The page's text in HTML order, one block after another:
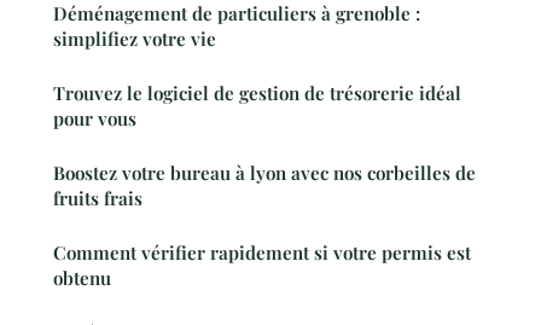
Déménagement de particuliers à grenoble :
simplifiez votre vie
Trouvez le logiciel de gestion de trésorerie idéal
pour vous
Boostez votre bureau à lyon avec nos corbeilles de
fruits frais
Comment vérifier rapidement si votre permis est
obtenu